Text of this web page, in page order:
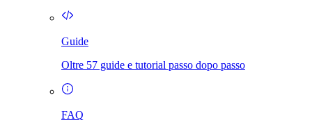
Guide
Oltre 57 guide e tutorial passo dopo passo
FAQ